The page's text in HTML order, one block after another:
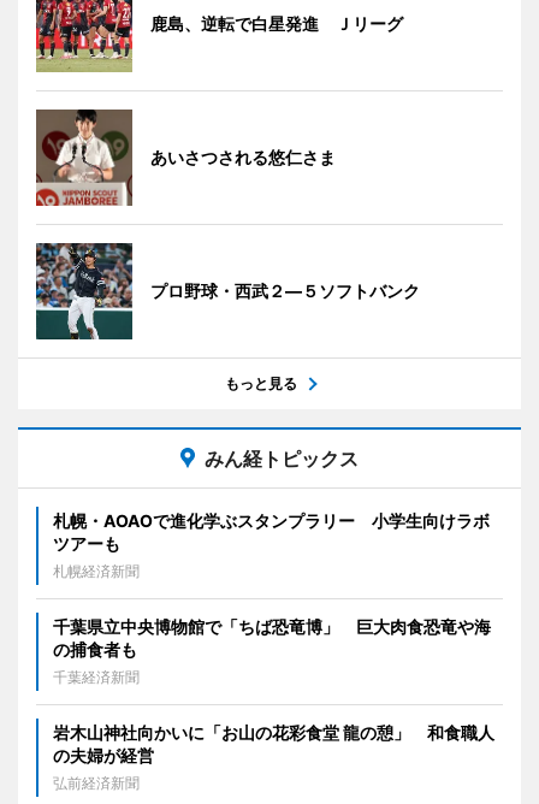
鹿島、逆転で白星発進 Ｊリーグ
あいさつされる悠仁さま
プロ野球・西武２―５ソフトバンク
もっと見る
みん経トピックス
札幌・AOAOで進化学ぶスタンプラリー 小学生向けラボ
ツアーも
札幌経済新聞
千葉県立中央博物館で「ちば恐竜博」 巨大肉食恐竜や海
の捕食者も
千葉経済新聞
岩木山神社向かいに「お山の花彩食堂 龍の憩」 和食職人
の夫婦が経営
弘前経済新聞